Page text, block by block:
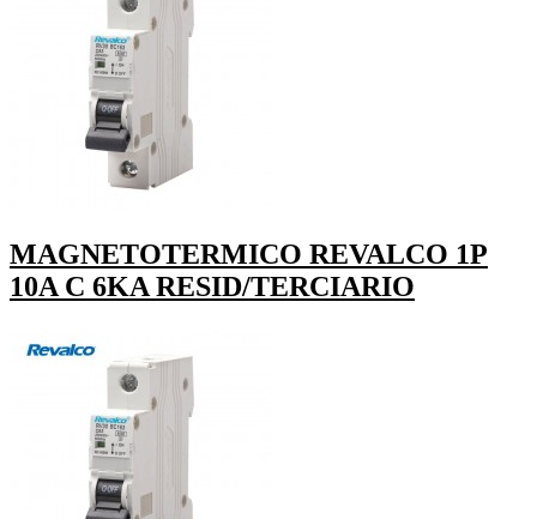
MAGNETOTERMICO REVALCO 1P
10A C 6KA RESID/TERCIARIO